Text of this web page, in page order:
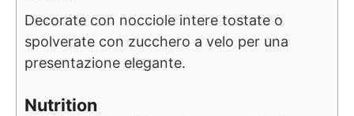
Decorate con nocciole intere tostate o
spolverate con zucchero a velo per una
presentazione elegante.
Nutrition